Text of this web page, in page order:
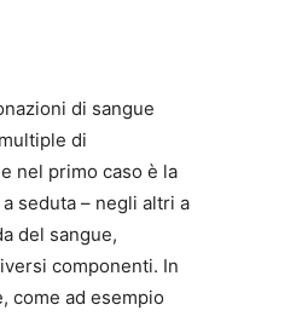
di sangue
di
nel primo caso è la
seduta – negli altri a
del sangue,
componenti. In
come ad esempio